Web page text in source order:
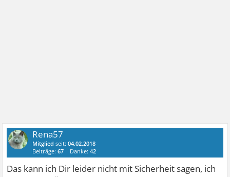
Rena57
Mitglied seit:04.02.2018
Beiträge:67 Danke:42
Das kann ich Dir leider nicht mit Sicherheit sagen, ich